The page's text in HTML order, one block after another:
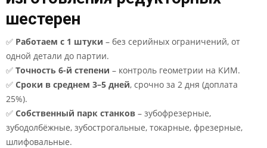
шестерен
✅ Работаем с 1 штуки – без серийных ограничений, от
одной детали до партии.
✅ Точность 6-й степени – контроль геометрии на КИМ.
✅ Сроки в среднем 3–5 дней, срочно за 2 дня (доплата
25%).
✅ Собственный парк станков – зубофрезерные,
зубодолбёжные, зубострогальные, токарные, фрезерные,
шлифовальные.